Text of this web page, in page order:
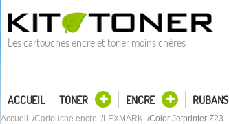
Les cartouches encre et toner moins chères
ACCUEIL TONER ENCRE RUBANS
Accueil Cartouche encre LEXMARK Color Jetprinter Z23